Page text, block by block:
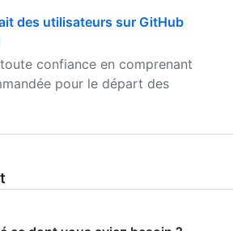
des utilisateurs sur GitHub
toute confiance en comprenant
pour le départ des